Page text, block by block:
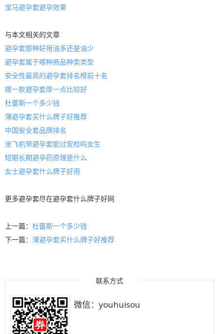
宝马避孕套避孕效果
与本文相关的文章
避孕套那种好用油多还是油少
避孕套属于哪种商品种类类型
安全性最高的避孕套排名榜前十名
哪一款避孕套厚一点比较好
杜蕾斯一个多少钱
薄避孕套买什么牌子好推荐
中国安全套品牌排名
坐飞机带避孕套能过安检吗女生
短期长期避孕药原理是什么
女士避孕套什么牌子好用
更多避孕套尽在避孕套什么牌子好网
上一篇： 杜蕾斯一个多少钱
下一篇： 薄避孕套买什么牌子好推荐
联系方式
微信：youhuisou